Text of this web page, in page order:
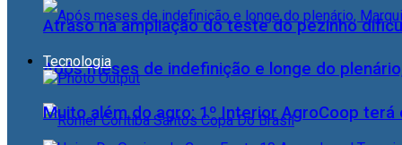
Após meses de indefinição e longe do
Atraso na ampliação do teste do pezinho
Tecnologia
Muito além do agro: 1º Interior AgroCoop